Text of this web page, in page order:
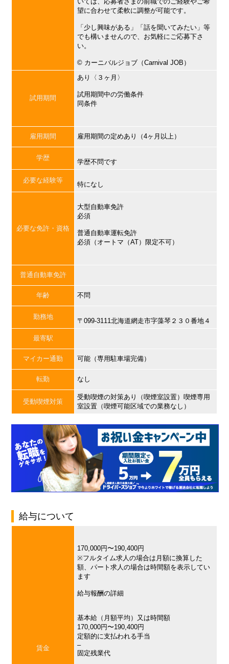
望に合わせて柔軟に調整が可能です。
「少し興味がある」「話を聞いてみたい」等
でも構いませんので、お気軽にご応募下さ
い。
©︎ カーニバルジョブ（Carnival JOB）
試用期間
あり〈３ヶ月〉
試用期間中の労働条件
同条件
雇用期間 雇用期間の定めあり（4ヶ月以上）
学歴
学歴不問です
必要な経験等
特になし
必要な免許・資格
大型自動車免許
必須
普通自動車運転免許
必須（オートマ（AT）限定不可）
普通自動車免許
年齢 不問
勤務地
〒099-3111北海道網走市字藻琴２３０番地４
最寄駅
マイカー通勤 可能（専用駐車場完備）
転勤 なし
受動喫煙対策
受動喫煙の対策あり（喫煙室設置）喫煙専用
室設置（喫煙可能区域での業務なし）
給与について
賃金
170,000円〜190,400円
※フルタイム求人の場合は月額に換算した
額、パート求人の場合は時間額を表示してい
ます
給与報酬の詳細
基本給（月額平均）又は時間額
170,000円〜190,400円
定額的に支払われる手当
–
固定残業代